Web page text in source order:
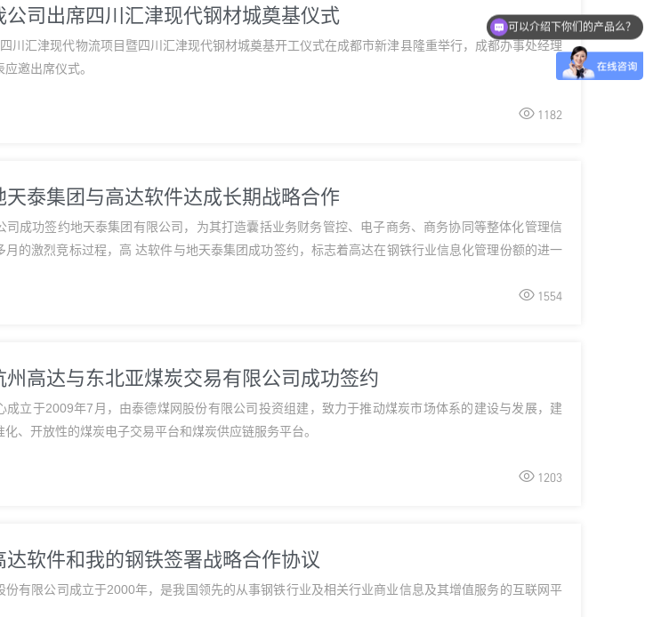
公司出席四川汇津现代钢材城奠基仪式
川汇津现代物流项目暨四川汇津现代钢材城奠基开工仪式在成都市新津县隆重举行，成都办事处经理
邀出席仪式。
 1182
天泰集团与高达软件达成长期战略合作
司成功签约地天泰集团有限公司，为其打造囊括业务财务管控、电子商务、商务协同等整体化管理信
月的激烈竞标过程，高 达软件与地天泰集团成功签约，标志着高达在钢铁行业信息化管理份额的进一
 1554
州高达与东北亚煤炭交易有限公司成功签约
成立于2009年7月，由泰德煤网股份有限公司投资组建，致力于推动煤炭市场体系的建设与发展，建
、开放性的煤炭电子交易平台和煤炭供应链服务平台。
 1203
达软件和我的钢铁签署战略合作协议
份有限公司成立于2000年，是我国领先的从事钢铁行业及相关行业商业信息及其增值服务的互联网平
可以介绍下你们的产品么？